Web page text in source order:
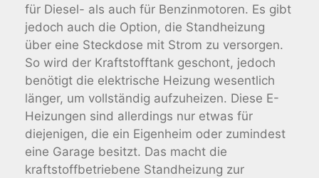
für Diesel- als auch für Benzinmotoren. Es gibt
jedoch auch die Option, die Standheizung
über eine Steckdose mit Strom zu versorgen.
So wird der Kraftstofftank geschont, jedoch
benötigt die elektrische Heizung wesentlich
länger, um vollständig aufzuheizen. Diese E-
Heizungen sind allerdings nur etwas für
diejenigen, die ein Eigenheim oder zumindest
eine Garage besitzt. Das macht die
kraftstoffbetriebene Standheizung zur